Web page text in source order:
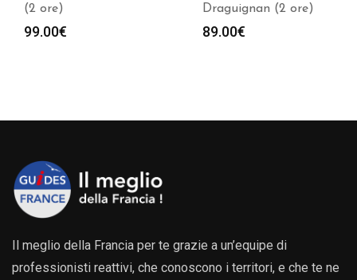
Draguignan (2 ore)
89.00€
(2 ore)
89.00€
Il meglio della Francia per te grazie a un’equipe di
professionisti reattivi, che conoscono i territori, e che te ne